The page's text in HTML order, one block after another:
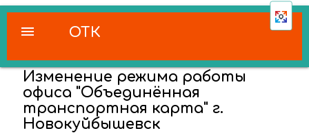
ОТК
menu
Изменение режима работы
офиса "Объединённая
транспортная карта" г.
Новокуйбышевск